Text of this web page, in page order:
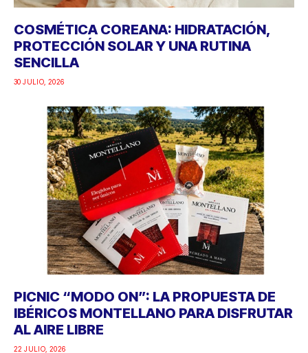
COSMÉTICA COREANA: HIDRATACIÓN,
PROTECCIÓN SOLAR Y UNA RUTINA
SENCILLA
30 JULIO, 2026
PICNIC “MODO ON”: LA PROPUESTA DE
IBÉRICOS MONTELLANO PARA DISFRUTAR
AL AIRE LIBRE
22 JULIO, 2026